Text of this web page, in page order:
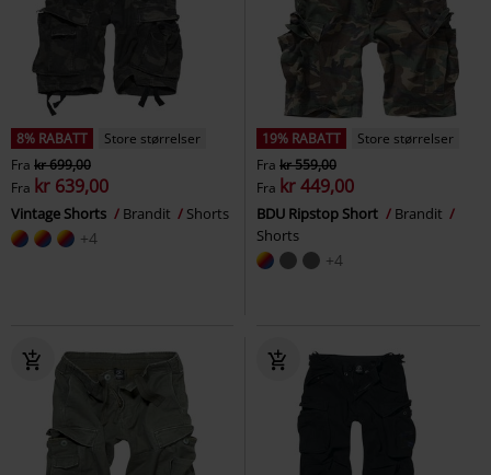
8% RABATT
Store størrelser
Fra kr 699,00
Fra kr 639,00
Vintage Shorts Brandit Shorts
+4
19% RABATT
Store størrelser
Fra kr 559,00
Fra kr 449,00
BDU Ripstop Short
Brandit
Shorts
+4